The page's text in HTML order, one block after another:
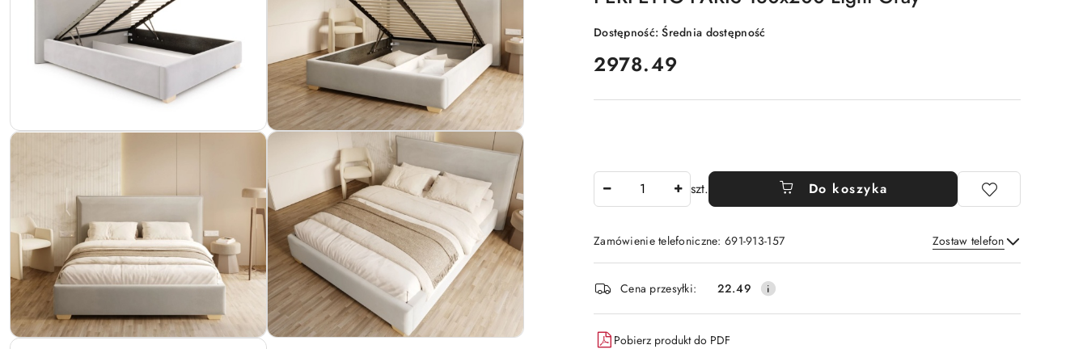
Dostępność:Średnia dostępność
cena:
2978.49
szt. Do koszyka
Zamówienie telefoniczne: 691-913-157 Zostaw telefon
Wyślij
Dostępność
i
dostawa
Cena przesyłki: 22.49
Pobierz produkt do PDF